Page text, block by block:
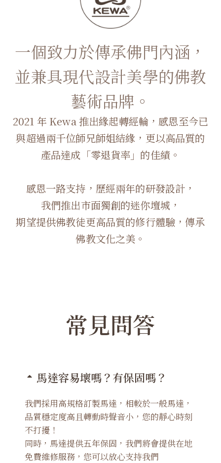
一個致力於傳承佛門內涵，
並兼具現代設計美學的佛教
藝術品牌。
2021 年 Kewa 推出緣起轉經輪，感恩至今已
與超過兩千位師兄師姐結緣，更以高品質的
產品達成「零退貨率」的佳績。
感恩一路支持，歷經兩年的研發設計，
我們推出市面獨創的迷你壇城，
期望提供佛教徒更高品質的修行體驗，傳承
佛教文化之美。
常見問答
馬達容易壞嗎？有保固嗎？
我們採用高規格訂製馬達，相較於一般馬達，
品質穩定度高且轉動時聲音小，您的靜心時刻
不打擾！
同時，馬達提供五年保固，我們將會提供在地
免費維修服務，您可以放心支持我們